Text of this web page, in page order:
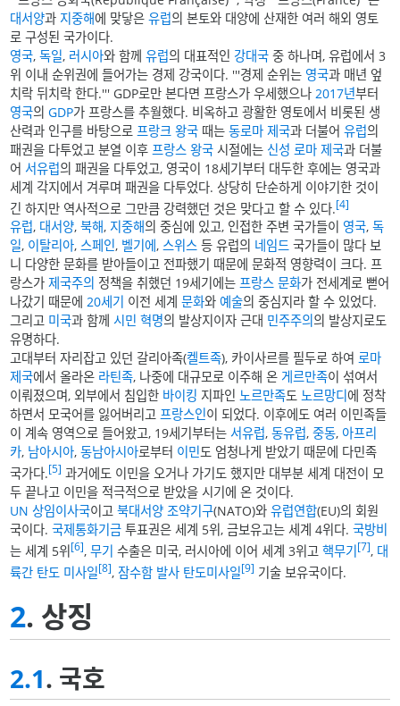
대서양과 지중해에 맞닿은유럽의 본토와 대양에 산재한 여러 해외 영토
로 구성된 국가이다.
영국,독일, 러시아와 함께유럽의 대표적인 강대국 중 하나며, 유럽에서 3
위 이내 순위권에 들어가는 경제 강국이다. '''경제 순위는 영국과 매년 엎
치락 뒤치락 한다.''' GDP로만 본다면 프랑스가 우세했으나 2017년부터
영국의GDP가 프랑스를 추월했다. 비옥하고 광활한 영토에서 비롯된 생
산력과 인구를 바탕으로 프랑크 왕국 때는동로마 제국과 더불어유럽의
패권을 다투었고 분열 이후 프랑스 왕국 시절에는 신성 로마 제국과 더불
어서유럽의 패권을 다투었고, 영국이 18세기부터 대두한 후에는 영국과
세계 각지에서 겨루며 패권을 다투었다. 상당히 단순하게 이야기한 것이
긴 하지만 역사적으로 그만큼 강력했던 것은 맞다고 할 수 있다.[4]
유럽, 대서양,북해, 지중해의 중심에 있고, 인접한 주변 국가들이 영국,독
일, 이탈리아,스페인, 벨기에,스위스 등 유럽의 네임드 국가들이 많다 보
니 다양한 문화를 받아들이고 전파했기 때문에 문화적 영향력이 크다. 프
랑스가제국주의 정책을 취했던 19세기에는프랑스 문화가 전세계로 뻗어
나갔기 때문에20세기 이전 세계문화와예술의 중심지라 할 수 있었다.
그리고 미국과 함께시민 혁명의 발상지이자 근대 민주주의의 발상지로도
유명하다.
고대부터 자리잡고 있던 갈리아족(켈트족), 카이사르를 필두로 하여로마
제국에서 올라온 라틴족, 나중에 대규모로 이주해 온 게르만족이 섞여서
이뤄졌으며, 외부에서 침입한 바이킹 지파인노르만족도노르망디 에 정착
하면서 모국어를 잃어버리고프랑스인이 되었다. 이후에도 여러 이민족들
이 계속 영역으로 들어왔고, 19세기부터는서유럽,동유럽,중동, 아프리
카, 남아시아,동남아시아로부터 이민도 엄청나게 받았기 때문에 다민족
국가다.[5] 과거에도 이민을 오거나 가기도 했지만 대부분 세계 대전이 모
두 끝나고 이민을 적극적으로 받았을 시기에 온 것이다.
UN 상임이사국이고북대서양 조약기구(NATO)와유럽연합(EU)의 회원
국이다.국제통화기금 투표권은 세계 5위, 금보유고는 세계 4위다.국방비
는 세계 5위[6],무기 수출은 미국, 러시아에 이어 세계 3위고핵무기[7], 대
륙간 탄도 미사일[8], 잠수함 발사 탄도미사일[9] 기술 보유국이다.
2. 상징
2.1. 국호